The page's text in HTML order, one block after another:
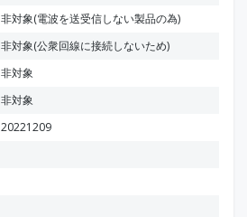
非対象(電波を送受信しない製品の為)
非対象(公衆回線に接続しないため)
非対象
非対象
20221209